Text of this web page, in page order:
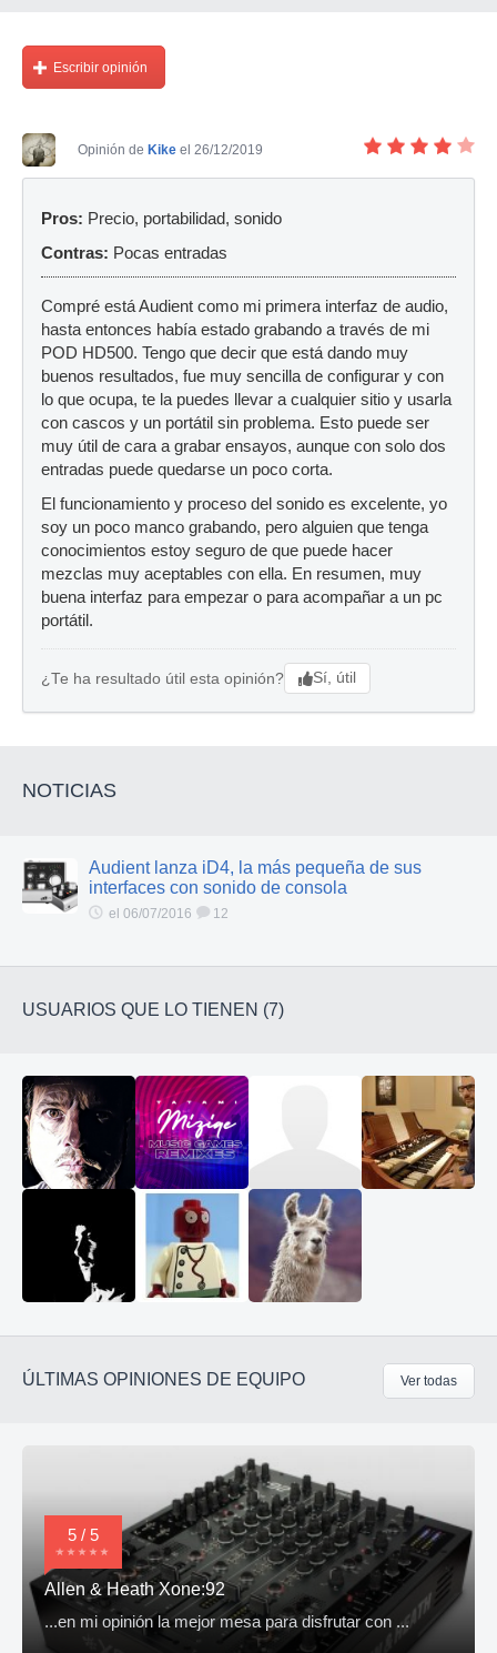
Escribir opinión
Opinión de Kike el 26/12/2019
Pros: Precio, portabilidad, sonido
Contras: Pocas entradas
Compré está Audient como mi primera interfaz de audio,
hasta entonces había estado grabando a través de mi
POD HD500. Tengo que decir que está dando muy
buenos resultados, fue muy sencilla de configurar y con
lo que ocupa, te la puedes llevar a cualquier sitio y usarla
con cascos y un portátil sin problema. Esto puede ser
muy útil de cara a grabar ensayos, aunque con solo dos
entradas puede quedarse un poco corta.
El funcionamiento y proceso del sonido es excelente, yo
soy un poco manco grabando, pero alguien que tenga
conocimientos estoy seguro de que puede hacer
mezclas muy aceptables con ella. En resumen, muy
buena interfaz para empezar o para acompañar a un pc
portátil.
¿Te ha resultado útil esta opinión? Sí, útil
NOTICIAS
Audient lanza iD4, la más pequeña de sus
interfaces con sonido de consola
el 06/07/2016 12
USUARIOS QUE LO TIENEN (7)
ÚLTIMAS OPINIONES DE EQUIPO Ver todas
5 / 5
Allen & Heath Xone:92
...en mi opinión la mejor mesa para disfrutar con ...